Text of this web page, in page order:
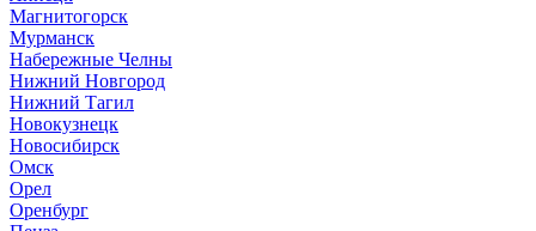
Магнитогорск
Мурманск
Набережные Челны
Нижний Новгород
Нижний Тагил
Новокузнецк
Новосибирск
Омск
Орел
Оренбург